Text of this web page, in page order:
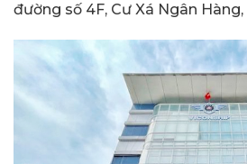
đường số 4F, Cư Xá Ngân Hàng,